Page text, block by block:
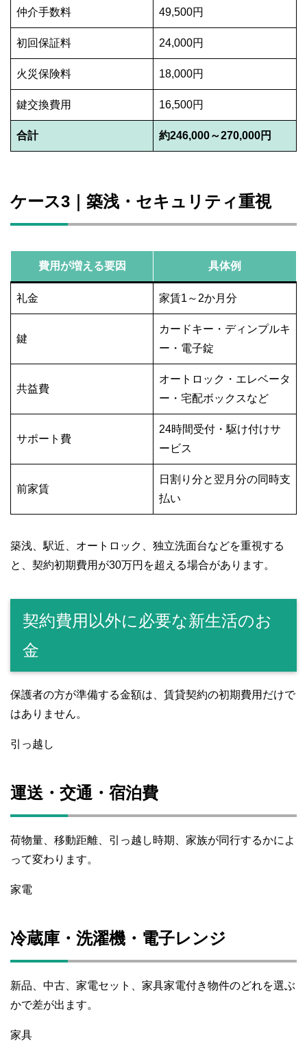
仲介手数料 49,500円
初回保証料 24,000円
火災保険料 18,000円
鍵交換費用 16,500円
合計 約246,000～270,000円
ケース3｜築浅・セキュリティ重視
費用が増える要因 具体例
礼金 家賃1～2か月分
鍵
カードキー・ディンプルキ
ー・電子錠
共益費
オートロック・エレベータ
ー・宅配ボックスなど
サポート費
24時間受付・駆け付けサ
ービス
前家賃
日割り分と翌月分の同時支
払い
築浅、駅近、オートロック、独立洗面台などを重視する
と、契約初期費用が30万円を超える場合があります。
契約費用以外に必要な新生活のお
金
保護者の方が準備する金額は、賃貸契約の初期費用だけで
はありません。
引っ越し
運送・交通・宿泊費
荷物量、移動距離、引っ越し時期、家族が同行するかによ
って変わります。
家電
冷蔵庫・洗濯機・電子レンジ
新品、中古、家電セット、家具家電付き物件のどれを選ぶ
かで差が出ます。
家具